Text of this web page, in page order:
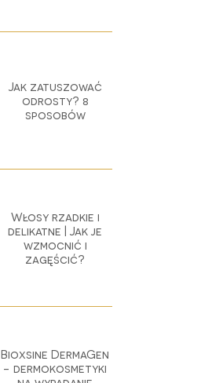
Jak zatuszować
odrosty? 8
sposobów
Włosy rzadkie i
delikatne | Jak je
wzmocnić i
zagęścić?
Bioxsine DermaGen
- dermokosmetyki